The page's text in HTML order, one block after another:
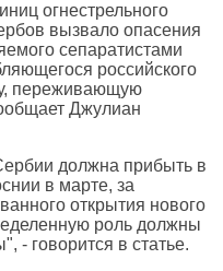
огнестрельного
вызвало опасения
сепаратистами
российского
переживающую
Джулиан
должна прибыть в
в марте, за
открытия нового
роль должны
- говорится в статье.